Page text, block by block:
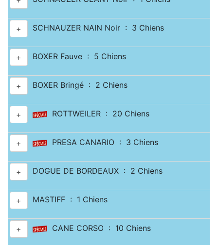
+ SCHNAUZER NAIN Noir : 3 Chiens
+ BOXER Fauve : 5 Chiens
+ BOXER Bringé : 2 Chiens
+ ROTTWEILER : 20 Chiens
+ PRESA CANARIO : 3 Chiens
+ DOGUE DE BORDEAUX : 2 Chiens
+ MASTIFF : 1 Chiens
+ CANE CORSO : 10 Chiens